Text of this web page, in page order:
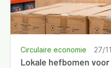
Lokale hefbomen
Circulaire economie 27/